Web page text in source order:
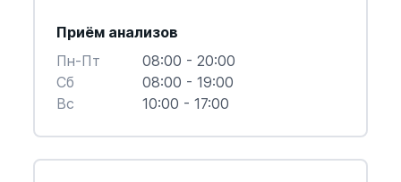
Приём анализов
Пн-Пт
08:00 - 20:00
Cб
08:00 - 19:00
Вс
10:00 - 17:00